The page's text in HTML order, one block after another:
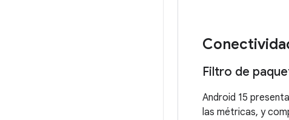
Filtro de
Android 15
las métricas, y